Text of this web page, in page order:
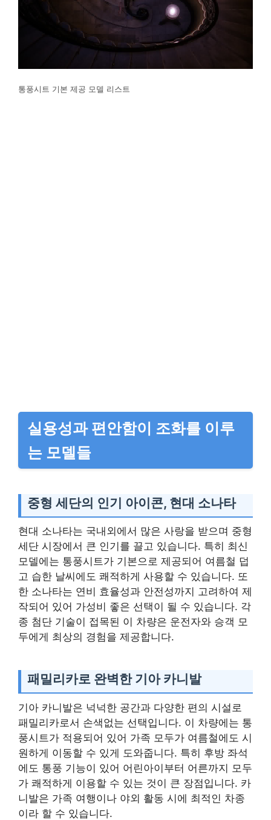
통풍시트 기본 제공 모델 리스트
실용성과 편안함이 조화를 이루
는 모델들
중형 세단의 인기 아이콘, 현대 소나타
현대 소나타는 국내외에서 많은 사랑을 받으며 중형
세단 시장에서 큰 인기를 끌고 있습니다. 특히 최신
모델에는 통풍시트가 기본으로 제공되어 여름철 덥
고 습한 날씨에도 쾌적하게 사용할 수 있습니다. 또
한 소나타는 연비 효율성과 안전성까지 고려하여 제
작되어 있어 가성비 좋은 선택이 될 수 있습니다. 각
종 첨단 기술이 접목된 이 차량은 운전자와 승객 모
두에게 최상의 경험을 제공합니다.
패밀리카로 완벽한 기아 카니발
기아 카니발은 넉넉한 공간과 다양한 편의 시설로
패밀리카로서 손색없는 선택입니다. 이 차량에는 통
풍시트가 적용되어 있어 가족 모두가 여름철에도 시
원하게 이동할 수 있게 도와줍니다. 특히 후방 좌석
에도 통풍 기능이 있어 어린아이부터 어른까지 모두
가 쾌적하게 이용할 수 있는 것이 큰 장점입니다. 카
니발은 가족 여행이나 야외 활동 시에 최적인 차종
이라 할 수 있습니다.